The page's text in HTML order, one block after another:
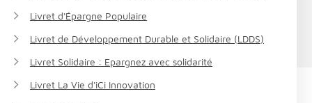
Livret d'Épargne Populaire
Livret de Développement Durable et Solidaire (LDDS)
Livret Solidaire : Epargnez avec solidarité
Livret La Vie d'iCi Innovation